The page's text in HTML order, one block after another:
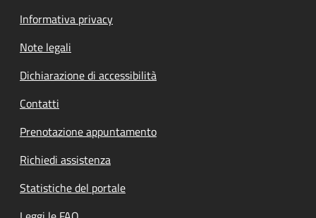
Informativa privacy
Note legali
Dichiarazione di accessibilità
Contatti
Prenotazione appuntamento
Richiedi assistenza
Statistiche del portale